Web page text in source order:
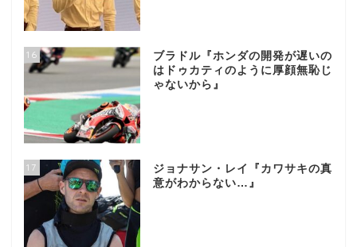
16
ブラドル『ホンダの開発が遅いの
はドゥカティのように厚顔無恥じ
ゃないから』
17
ジョナサン・レイ『カワサキの真
意がわからない…』